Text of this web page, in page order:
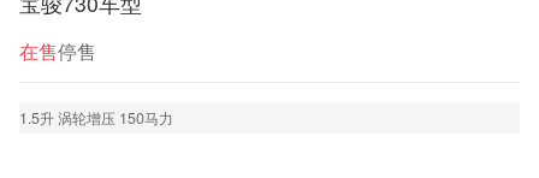
在售停售
1.5升 涡轮增压 150马力